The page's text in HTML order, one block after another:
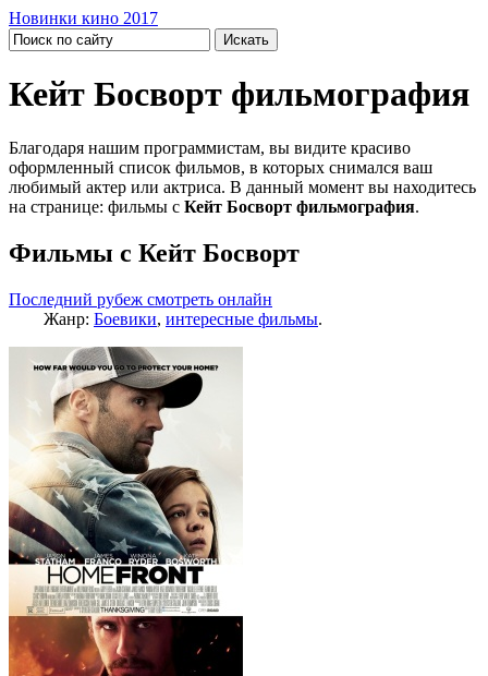
Новинки кино 2017
Кейт Босворт фильмография
Благодаря нашим программистам, вы видите красиво
оформленный список фильмов, в которых снимался ваш
любимый актер или актриса. В данный момент вы находитесь
на странице: фильмы с Кейт Босворт фильмография.
Фильмы с Кейт Босворт
Последний рубеж смотреть онлайн
Жанр: Боевики, интересные фильмы.